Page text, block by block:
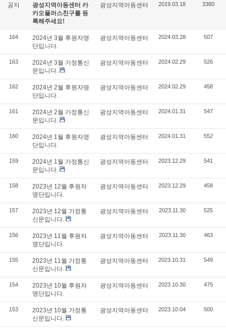
공지
광성지역아동센터 카
카오플러스친구를 등
록해주세요!
광성지역아동센터 2019.03.18 3380
164
2024년 3월 후원자명
단입니다.
광성지역아동센터 2024.03.28 507
163
2024년 3월 가정통신
문입니다.
광성지역아동센터 2024.02.29 526
162
2024년 2월 후원자명
단입니다.
광성지역아동센터 2024.02.29 458
161
2024년 2월 가정통신
문입니다.
광성지역아동센터 2024.01.31 547
160
2024년 1월 후원자명
단입니다.
광성지역아동센터 2024.01.31 552
159
2024년 1월 가정통신
문입니다.
광성지역아동센터 2023.12.29 541
158
2023년 12월 후원자
명단입니다.
광성지역아동센터 2023.12.29 458
157
2023년 12월 가정통
신문입니다.
광성지역아동센터 2023.11.30 525
156
2023년 11월 후원자
명단입니다.
광성지역아동센터 2023.11.30 463
155
2023년 11월 가정통
신문입니다.
광성지역아동센터 2023.10.31 549
154
2023년 10월 후원자
명단입니다.
광성지역아동센터 2023.10.30 475
153
2023년 10월 가정통
신문입니다.
광성지역아동센터 2023.10.04 500